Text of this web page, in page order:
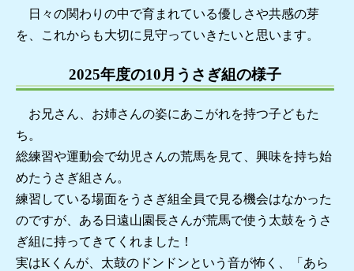
日々の関わりの中で育まれている優しさや共感の芽
を、これからも大切に見守っていきたいと思います。
2025年度の10月うさぎ組の様子
お兄さん、お姉さんの姿にあこがれを持つ子どもた
ち。
総練習や運動会で幼児さんの荒馬を見て、興味を持ち始
めたうさぎ組さん。
練習している場面をうさぎ組全員で見る機会はなかった
のですが、ある日遠山園長さんが荒馬で使う太鼓をうさ
ぎ組に持ってきてくれました！
実はKくんが、太鼓のドンドンという音が怖く、「あら